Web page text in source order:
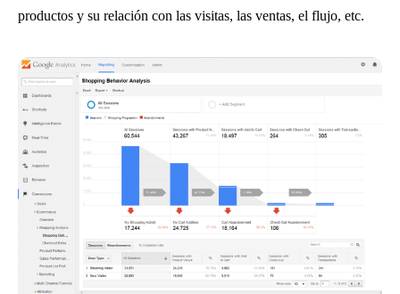
productos y su relación con las visitas, las ventas, el flujo, etc.